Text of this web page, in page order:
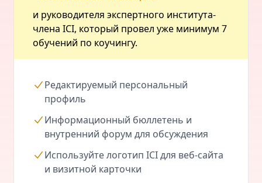
и руководителя экспертного института-
члена ICI, который провел уже минимум 7
обучений по коучингу.
Редактируемый персональный
профиль
Информационный бюллетень и
внутренний форум для обсуждения
Используйте логотип ICI для веб-сайта
и визитной карточки